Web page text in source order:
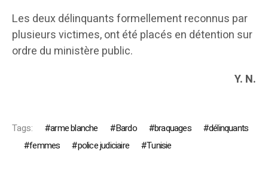
Les deux délinquants formellement reconnus par
plusieurs victimes, ont été placés en détention sur
ordre du ministère public.
Y. N.
Tags: arme blanche Bardo braquages
délinquants
femmes
police judiciaire Tunisie